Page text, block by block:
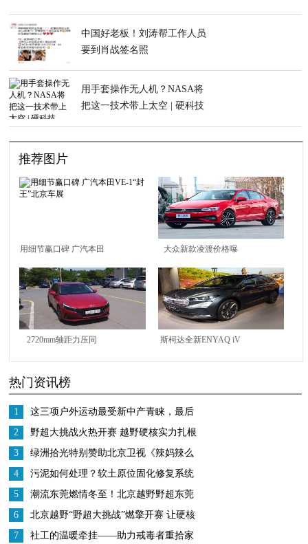
中国好老板！刘涛帮工作人员
要到肖战签名照
用手套操作无人机？NASA将
把这一技术带上太空 | 硬科技
推荐图片
用细节赢口碑 广汽本田
VE-1“封王”北京车展
大众新款凌渡价格曝
光，全系都降价，最高
能到1万元
2720mm轴距力压同
曝光，它不香吗？
斯柯达全新ENYAQ iV
热门资讯榜
1
这三项户外运动最受新中产青睐，最后
一项刺激度满分
2
野超大挑战火热开赛 越野硬核实力扎根
重庆烟火
3
绿洲拾光特别赞助北京卫视《辣妈辣么
美》与多位明星一起健康生活
4
污泥如何处理？软土原位固化修复系统
来帮忙
5
潮流东莞燃情冬至！北京越野野超东莞
站BJ40燃油硬核实力圈粉
6
北京越野“野超大挑战”燃擎开赛 让硬核
越野扎根人间烟火
7
社工的温暖牵挂——助力戒毒者重拾家